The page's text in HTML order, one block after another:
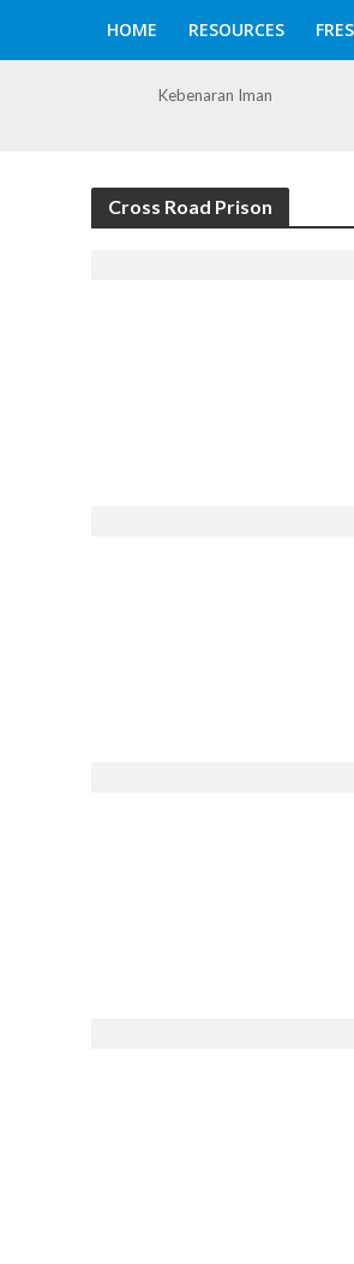
HOME RESOURCES
Kebenaran Iman
Cross Road Prison